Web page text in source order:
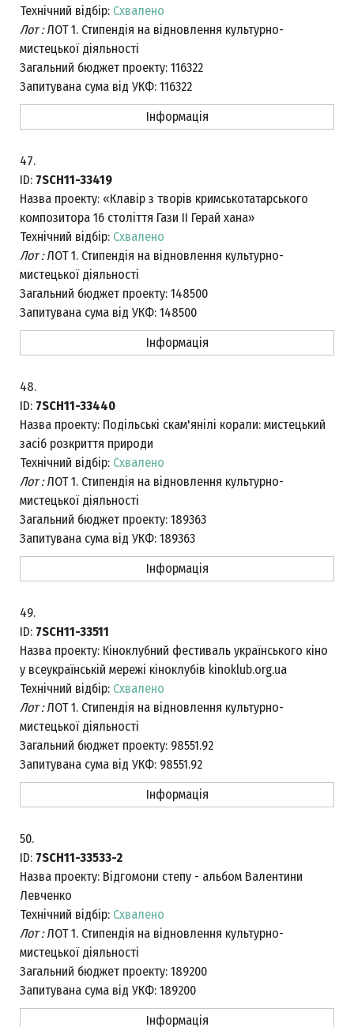
Технічний відбір: Схвалено
Лот :ЛОТ 1. Стипендія на відновлення культурно-
мистецької діяльності
Загальний бюджет проекту: 116322
Запитувана сума від УКФ: 116322
Інформація
47.
ID: 7SCH11-33419
Назва проекту: «Клавір з творів кримськотатарського
композитора 16 століття Гази ІІ Герай хана»
Технічний відбір: Схвалено
Лот :ЛОТ 1. Стипендія на відновлення культурно-
мистецької діяльності
Загальний бюджет проекту: 148500
Запитувана сума від УКФ: 148500
Інформація
48.
ID: 7SCH11-33440
Назва проекту: Подільські скам'янілі корали: мистецький
засіб розкриття природи
Технічний відбір: Схвалено
Лот :ЛОТ 1. Стипендія на відновлення культурно-
мистецької діяльності
Загальний бюджет проекту: 189363
Запитувана сума від УКФ: 189363
Інформація
49.
ID: 7SCH11-33511
Назва проекту: Кіноклубний фестиваль українського кіно
у всеукраїнській мережі кіноклубів kinoklub.org.ua
Технічний відбір: Схвалено
Лот :ЛОТ 1. Стипендія на відновлення культурно-
мистецької діяльності
Загальний бюджет проекту: 98551.92
Запитувана сума від УКФ: 98551.92
Інформація
50.
ID: 7SCH11-33533-2
Назва проекту: Відгомони степу - альбом Валентини
Левченко
Технічний відбір: Схвалено
Лот :ЛОТ 1. Стипендія на відновлення культурно-
мистецької діяльності
Загальний бюджет проекту: 189200
Запитувана сума від УКФ: 189200
Інформація